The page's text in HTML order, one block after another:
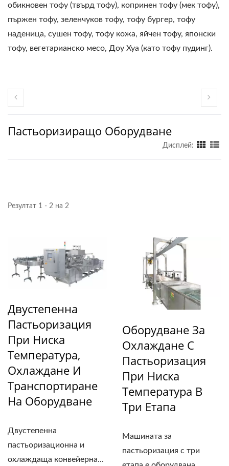
обикновен тофу (твърд тофу), копринен тофу (мек тофу),
пържен тофу, зеленчуков тофу, тофу бургер, тофу
наденица, сушен тофу, тофу кожа, яйчен тофу, японски
тофу, вегетарианско месо, Доу Хуа (като тофу пудинг).
Пастьоризиращо Оборудване
Дисплей:
Резултат 1 - 2 на 2
Двустепенна
Пастьоризация
При Ниска
Температура,
Охлаждане И
Транспортиране
На Оборудване
Двустепенна
пастьоризационна и
охлаждаща конвейерна...
Оборудване За
Охлаждане С
Пастьоризация
При Ниска
Температура В
Три Етапа
Машината за
пастьоризация с три